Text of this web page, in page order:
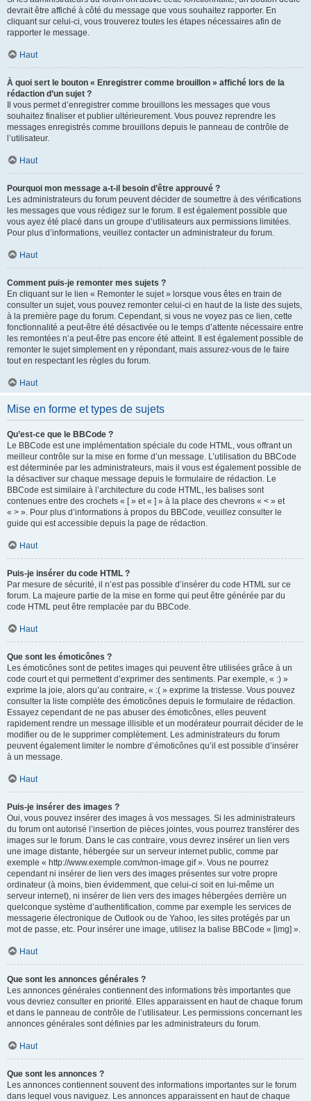
devrait être affiché à côté du message que vous souhaitez rapporter. En
cliquant sur celui-ci, vous trouverez toutes les étapes nécessaires afin de
rapporter le message.
Haut
À quoi sert le bouton « Enregistrer comme brouillon » affiché lors de la
rédaction d’un sujet ?
Il vous permet d’enregistrer comme brouillons les messages que vous
souhaitez finaliser et publier ultérieurement. Vous pouvez reprendre les
messages enregistrés comme brouillons depuis le panneau de contrôle de
l’utilisateur.
Haut
Pourquoi mon message a-t-il besoin d’être approuvé ?
Les administrateurs du forum peuvent décider de soumettre à des vérifications
les messages que vous rédigez sur le forum. Il est également possible que
vous ayez été placé dans un groupe d’utilisateurs aux permissions limitées.
Pour plus d’informations, veuillez contacter un administrateur du forum.
Haut
Comment puis-je remonter mes sujets ?
En cliquant sur le lien « Remonter le sujet » lorsque vous êtes en train de
consulter un sujet, vous pouvez remonter celui-ci en haut de la liste des sujets,
à la première page du forum. Cependant, si vous ne voyez pas ce lien, cette
fonctionnalité a peut-être été désactivée ou le temps d’attente nécessaire entre
les remontées n’a peut-être pas encore été atteint. Il est également possible de
remonter le sujet simplement en y répondant, mais assurez-vous de le faire
tout en respectant les règles du forum.
Haut
Mise en forme et types de sujets
Qu’est-ce que le BBCode ?
Le BBCode est une implémentation spéciale du code HTML, vous offrant un
meilleur contrôle sur la mise en forme d’un message. L’utilisation du BBCode
est déterminée par les administrateurs, mais il vous est également possible de
la désactiver sur chaque message depuis le formulaire de rédaction. Le
BBCode est similaire à l’architecture du code HTML, les balises sont
contenues entre des crochets « [ » et « ] » à la place des chevrons « < » et
« > ». Pour plus d’informations à propos du BBCode, veuillez consulter le
guide qui est accessible depuis la page de rédaction.
Haut
Puis-je insérer du code HTML ?
Par mesure de sécurité, il n’est pas possible d’insérer du code HTML sur ce
forum. La majeure partie de la mise en forme qui peut être générée par du
code HTML peut être remplacée par du BBCode.
Haut
Que sont les émoticônes ?
Les émoticônes sont de petites images qui peuvent être utilisées grâce à un
code court et qui permettent d’exprimer des sentiments. Par exemple, « :) »
exprime la joie, alors qu’au contraire, « :( » exprime la tristesse. Vous pouvez
consulter la liste complète des émoticônes depuis le formulaire de rédaction.
Essayez cependant de ne pas abuser des émoticônes, elles peuvent
rapidement rendre un message illisible et un modérateur pourrait décider de le
modifier ou de le supprimer complètement. Les administrateurs du forum
peuvent également limiter le nombre d’émoticônes qu’il est possible d’insérer
à un message.
Haut
Puis-je insérer des images ?
Oui, vous pouvez insérer des images à vos messages. Si les administrateurs
du forum ont autorisé l’insertion de pièces jointes, vous pourrez transférer des
images sur le forum. Dans le cas contraire, vous devrez insérer un lien vers
une image distante, hébergée sur un serveur internet public, comme par
exemple « http://www.exemple.com/mon-image.gif ». Vous ne pourrez
cependant ni insérer de lien vers des images présentes sur votre propre
ordinateur (à moins, bien évidemment, que celui-ci soit en lui-même un
serveur internet), ni insérer de lien vers des images hébergées derrière un
quelconque système d’authentification, comme par exemple les services de
messagerie électronique de Outlook ou de Yahoo, les sites protégés par un
mot de passe, etc. Pour insérer une image, utilisez la balise BBCode « [img] ».
Haut
Que sont les annonces générales ?
Les annonces générales contiennent des informations très importantes que
vous devriez consulter en priorité. Elles apparaissent en haut de chaque forum
et dans le panneau de contrôle de l’utilisateur. Les permissions concernant les
annonces générales sont définies par les administrateurs du forum.
Haut
Que sont les annonces ?
Les annonces contiennent souvent des informations importantes sur le forum
dans lequel vous naviguez. Les annonces apparaissent en haut de chaque